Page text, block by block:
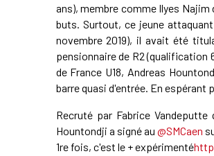
ans), membre comme Ilyes
buts. Surtout, ce jeune
novembre 2019), il avait été
pensionnaire de R2 (qualification
de France U18, Andreas
barre quasi d'entrée. En espérant
Recruté par Fabrice
Hountondji a signé au @SMCaen
1re fois, c'est le + expérimenté